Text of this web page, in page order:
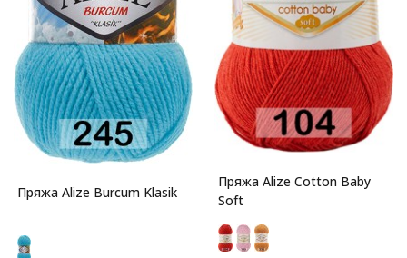
Пряжа Alize Burcum Klasik
Пряжа Alize Cotton Baby
Soft